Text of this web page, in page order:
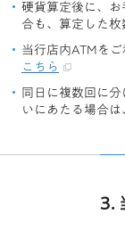
硬貨算定後に、
合も、算定した枚
当行店内ATMを
こちら
同日に複数回に
いにあたる場合は
3.